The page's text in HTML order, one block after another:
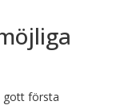
gott första